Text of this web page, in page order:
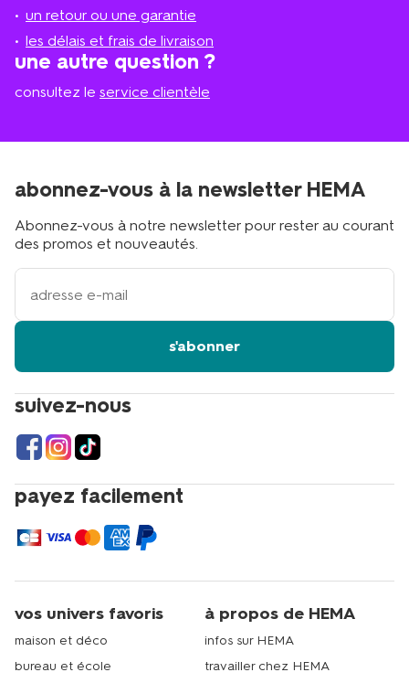
un retour ou une garantie
les délais et frais de livraison
une autre question ?
consultez le service clientèle
plus
proche
suivez-nous
payez facilement
abonnez-vous à la newsletter HEMA
Abonnez-vous à notre newsletter pour rester au courant
des promos et nouveautés.
votre
adresse
s'abonner
vos univers favoris
maison et déco
bureau et école
à propos de HEMA
infos sur HEMA
travailler chez HEMA